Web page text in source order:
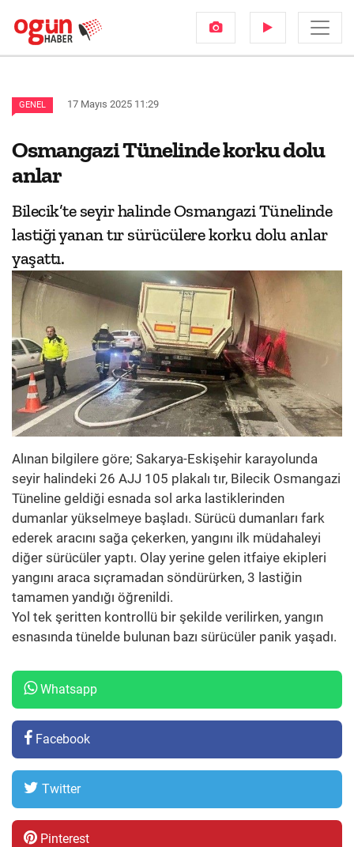
GENEL 17 Mayıs 2025 11:29
Osmangazi Tünelinde korku dolu
anlar
Bilecik’te seyir halinde Osmangazi Tünelinde
lastiği yanan tır sürücülere korku dolu anlar
yaşattı.
Alınan bilgilere göre; Sakarya-Eskişehir karayolunda
seyir halindeki 26 AJJ 105 plakalı tır, Bilecik Osmangazi
Tüneline geldiği esnada sol arka lastiklerinden
dumanlar yükselmeye başladı. Sürücü dumanları fark
ederek aracını sağa çekerken, yangını ilk müdahaleyi
diğer sürücüler yaptı. Olay yerine gelen itfaiye ekipleri
yangını araca sıçramadan söndürürken, 3 lastiğin
tamamen yandığı öğrenildi.
Yol tek şeritten kontrollü bir şekilde verilirken, yangın
esnasında tünelde bulunan bazı sürücüler panik yaşadı.
Whatsapp
Facebook
Twitter
Pinterest